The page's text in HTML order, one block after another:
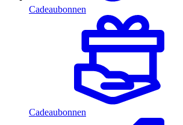
Cadeaubonnen
Cadeaubonnen